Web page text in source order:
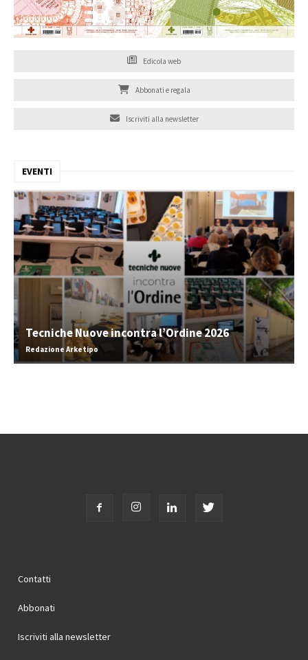
Edicola web
Abbonati e regala
Iscriviti alla newsletter
EVENTI
Tecniche Nuove incontra l’Ordine 2026
Redazione Arketipo
Contatti
Abbonati
Iscriviti alla newsletter